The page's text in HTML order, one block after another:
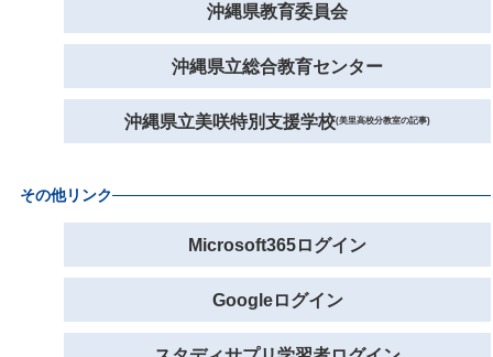
沖縄県教育委員会
沖縄県立総合教育センター
沖縄県立美咲特別支援学校(美里高校分教室の記事)
その他リンク
Microsoft365ログイン
Googleログイン